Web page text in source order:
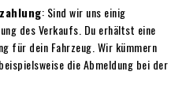
: Sind wir uns einig
des Verkaufs. Du erhältst eine
für dein Fahrzeug. Wir kümmern
die Abmeldung bei der